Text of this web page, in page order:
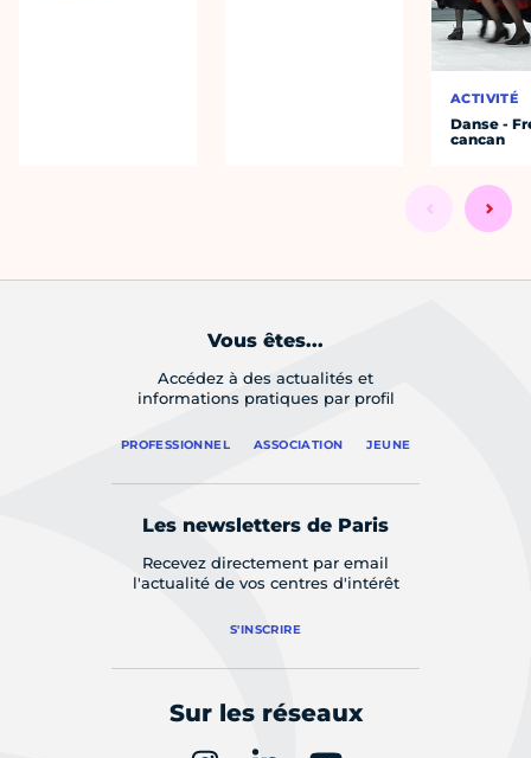
ACTIVITÉ
Danse -
cancan
Vous êtes...
Accédez à des actualités et
informations pratiques par profil
PROFESSIONNEL ASSOCIATION JEUNE
Les newsletters de Paris
Recevez directement par email
l'actualité de vos centres d'intérêt
S'INSCRIRE
Sur les réseaux